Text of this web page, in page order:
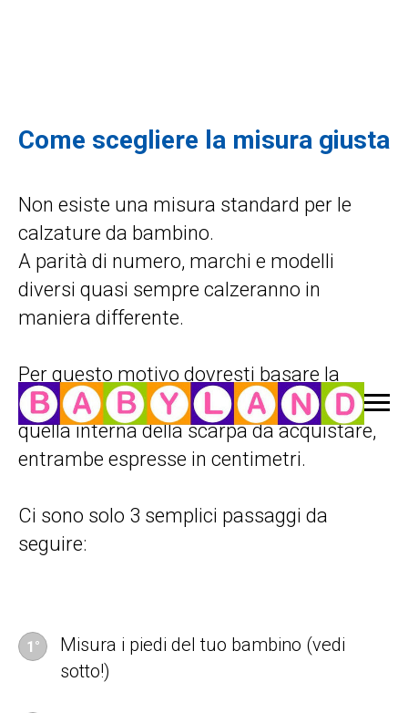
Come scegliere la misura giusta
Non esiste una misura standard per le
calzature da bambino.
A parità di numero, marchi e modelli
diversi quasi sempre calzeranno in
maniera differente.
Per questo motivo dovresti basare la
scelta sulla lunghezza del piede e su
quella interna della scarpa da acquistare,
entrambe espresse in centimetri.
Ci sono solo 3 semplici passaggi da
seguire:
1°
Misura i piedi del tuo bambino (vedi
sotto!)